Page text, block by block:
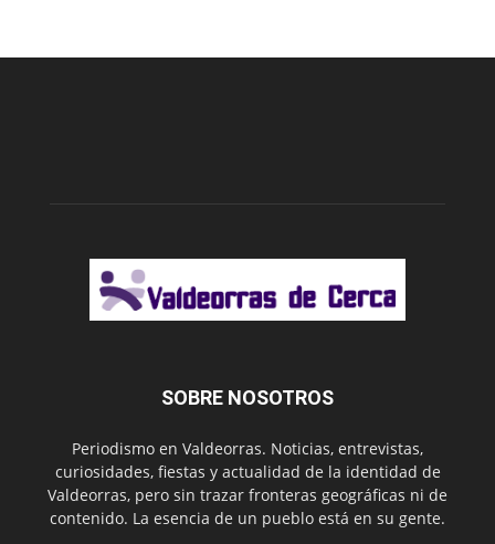
SOBRE NOSOTROS
Periodismo en Valdeorras. Noticias, entrevistas,
curiosidades, fiestas y actualidad de la identidad de
Valdeorras, pero sin trazar fronteras geográficas ni de
contenido. La esencia de un pueblo está en su gente.